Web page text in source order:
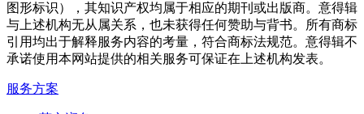
图形标识），其知识产权均属于相应的期刊或出版商。意得辑
与上述机构无从属关系，也未获得任何赞助与背书。所有商标
引用均出于解释服务内容的考量，符合商标法规范。意得辑不
承诺使用本网站提供的相关服务可保证在上述机构发表。
服务方案